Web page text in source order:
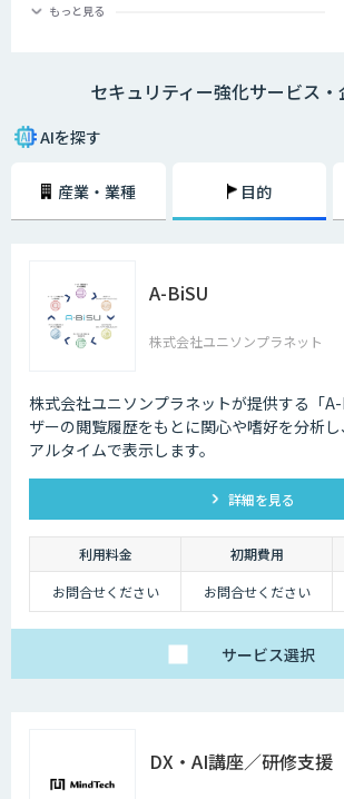
現状です。その悪質な犯罪からユーザーの身を守る
きな価値をもたらしています。
もっと見る
セキュリティー強化サービス
AIを探す
産業・業種 目的
A-BiSU
株式会社ユニソンプラネット
株式会社ユニソンプラネットが提供する「
ザーの閲覧履歴をもとに関心や嗜好を分析
アルタイムで表示します。
詳細を見る
利用料金 初期費用
お問合せください
お問合せください
サービス選択
DX・AI講座／研修支援